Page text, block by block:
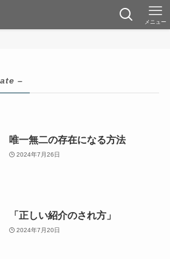
メニュー
–
唯一無二の存在になる方法
2024年7月26日
「正しい紹介のされ方」
2024年7月20日